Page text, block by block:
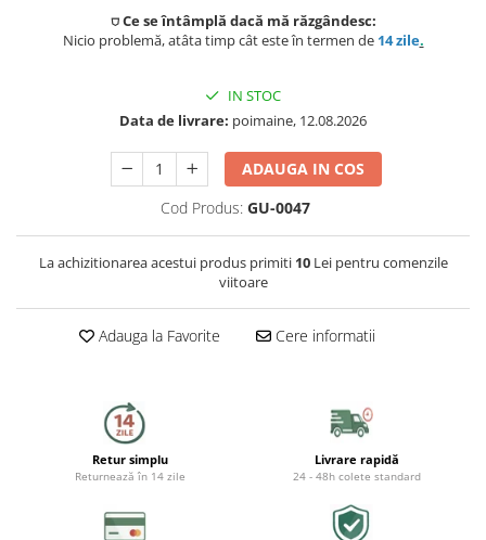
Clapete de actionare
Ondulatoare
Aparate de tuns & ras
Cantare corporale
⛉ Ce se întâmplă dacă mă răzgândesc:
Nicio problemă, atâta timp cât este în termen de 14 zile.
IN STOC
Data de livrare: poimaine, 12.08.2026
ADAUGA IN COS
Cod Produs: GU-0047
La achizitionarea acestui produs primiti 10Lei pentru comenzile
viitoare
Adauga la Favorite Cere informatii
Retur simplu
Returnează în 14 zile
Livrare rapidă
24 - 48h colete standard